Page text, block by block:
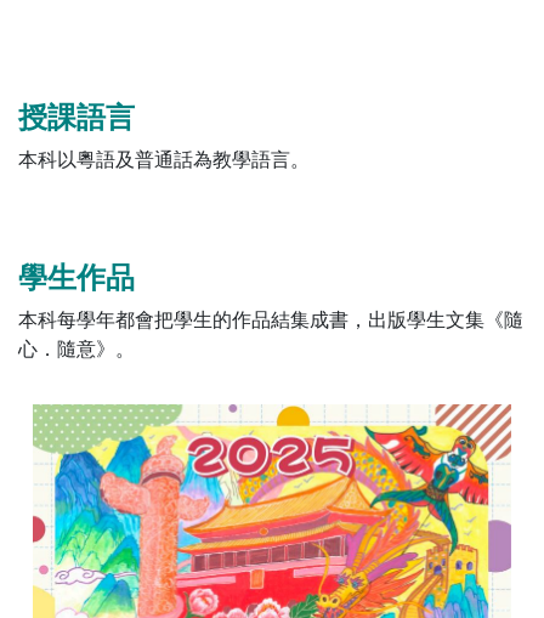
授課語言
本科以粵語及普通話為教學語言。
學生作品
本科每學年都會把學生的作品結集成書，出版學生文集《隨
心．隨意》。